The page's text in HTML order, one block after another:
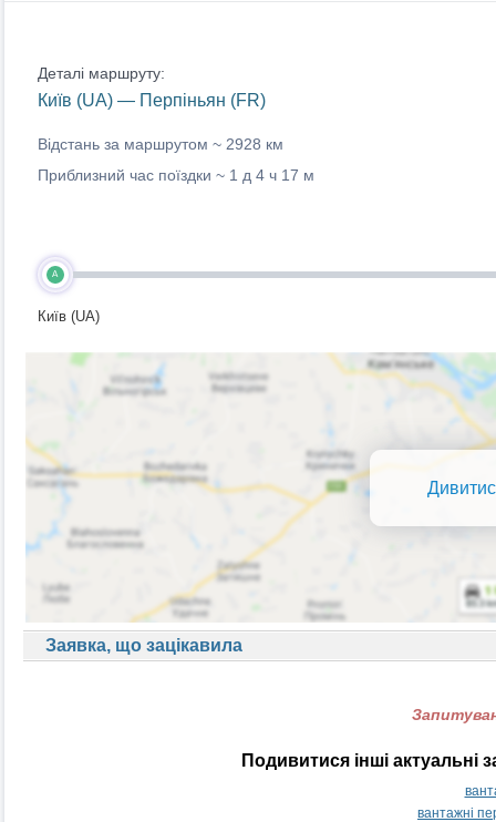
Деталі маршруту:
Київ (UA) — Перпіньян (FR)
Відстань за маршрутом ~ 2928 км
Приблизний час поїздки ~ 1 д 4 ч 17 м
A
Київ (UA)
Заявка, що зацікавила
Подивитися інші
вантажні